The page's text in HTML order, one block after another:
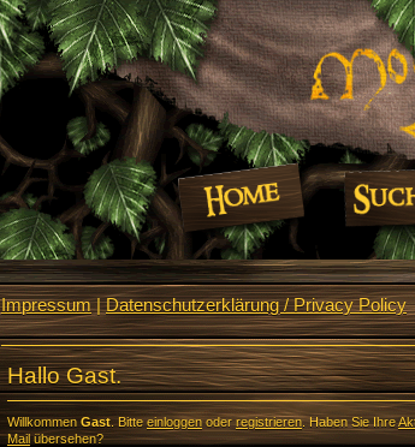
Impressum|Datenschutzerklärung / Privacy Policy
Hallo Gast.
Willkommen Gast. Bitte einloggenoderregistrieren. Haben Sie Ihre
Mailübersehen?